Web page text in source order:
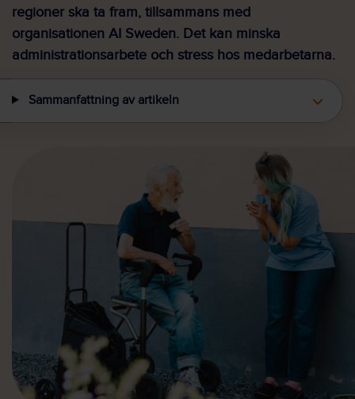
regioner ska ta fram, tillsammans med
organisationen AI Sweden. Det kan minska
administrationsarbete och stress hos medarbetarna.
Sammanfattning av artikeln